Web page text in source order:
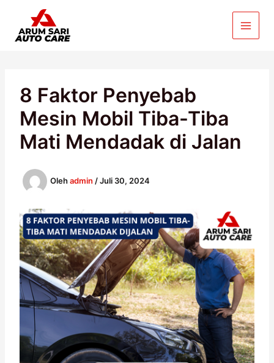
konten
8 Faktor Penyebab
Mesin Mobil Tiba-Tiba
Mati Mendadak di Jalan
Olehadmin /Juli 30, 2024